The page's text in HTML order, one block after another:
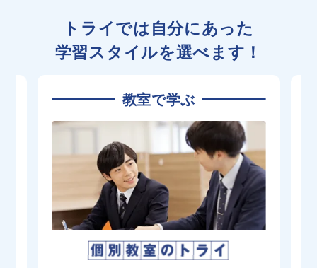
トライでは自分にあった
学習スタイルを選べます！
教室で学ぶ